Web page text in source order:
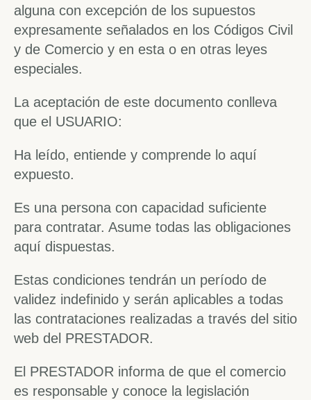
alguna con excepción de los supuestos
expresamente señalados en los Códigos Civil
y de Comercio y en esta o en otras leyes
especiales.
La aceptación de este documento conlleva
que el USUARIO:
Ha leído, entiende y comprende lo aquí
expuesto.
Es una persona con capacidad suficiente
para contratar. Asume todas las obligaciones
aquí dispuestas.
Estas condiciones tendrán un período de
validez indefinido y serán aplicables a todas
las contrataciones realizadas a través del sitio
web del PRESTADOR.
El PRESTADOR informa de que el comercio
es responsable y conoce la legislación